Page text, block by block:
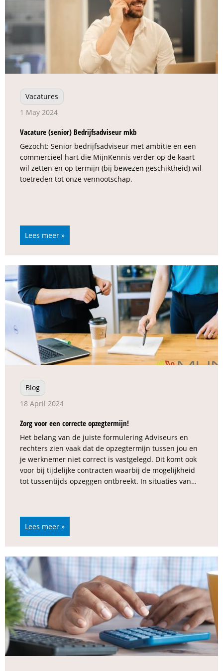
Vacatures
1 May 2024
Vacature (senior) Bedrijfsadviseur mkb
Gezocht: Senior bedrijfsadviseur met ambitie en een
commercieel hart die MijnKennis verder op de kaart
wil zetten en op termijn (bij bewezen geschiktheid) wil
toetreden tot onze vennootschap.
Lees meer »
Blog
18 April 2024
Zorg voor een correcte opzegtermijn!
Het belang van de juiste formulering Adviseurs en
rechters zien vaak dat de opzegtermijn tussen jou en
je werknemer niet correct is vastgelegd. Dit komt ook
voor bij tijdelijke contracten waarbij de mogelijkheid
tot tussentijds opzeggen ontbreekt. In situaties van…
Lees meer »